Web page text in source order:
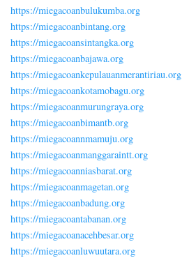
https://miegacoanbulukumba.org
https://miegacoanbintang.org
https://miegacoansintangka.org
https://miegacoanbajawa.org
https://miegacoankepulauanmerantiriau.org
https://miegacoankotamobagu.org
https://miegacoanmurungraya.org
https://miegacoanbimantb.org
https://miegacoannmamuju.org
https://miegacoanmanggaraintt.org
https://miegacoanniasbarat.org
https://miegacoanmagetan.org
https://miegacoanbadung.org
https://miegacoantabanan.org
https://miegacoanacehbesar.org
https://miegacoanluwuutara.org